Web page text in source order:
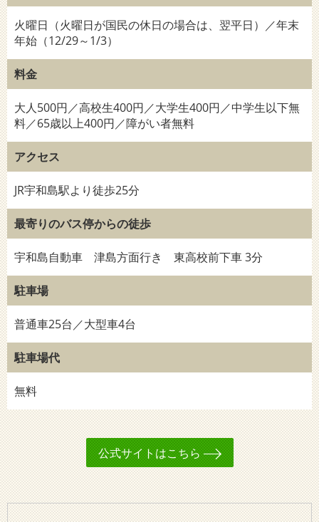
火曜日（火曜日が国民の休日の場合は、翌平日）／年末
年始（12/29～1/3）
料金
大人500円／高校生400円／大学生400円／中学生以下無
料／65歳以上400円／障がい者無料
アクセス
JR宇和島駅より徒歩25分
最寄りのバス停からの徒歩
宇和島自動車 津島方面行き 東高校前下車 3分
駐車場
普通車25台／大型車4台
駐車場代
無料
公式サイトはこちら